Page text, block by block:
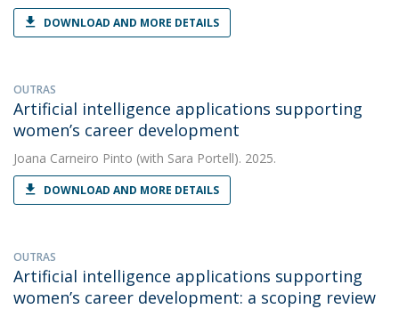
DOWNLOAD AND MORE DETAILS
OUTRAS
Artificial intelligence applications supporting
women’s career development
Joana Carneiro Pinto (with Sara Portell). 2025.
DOWNLOAD AND MORE DETAILS
OUTRAS
Artificial intelligence applications supporting
women’s career development: a scoping review